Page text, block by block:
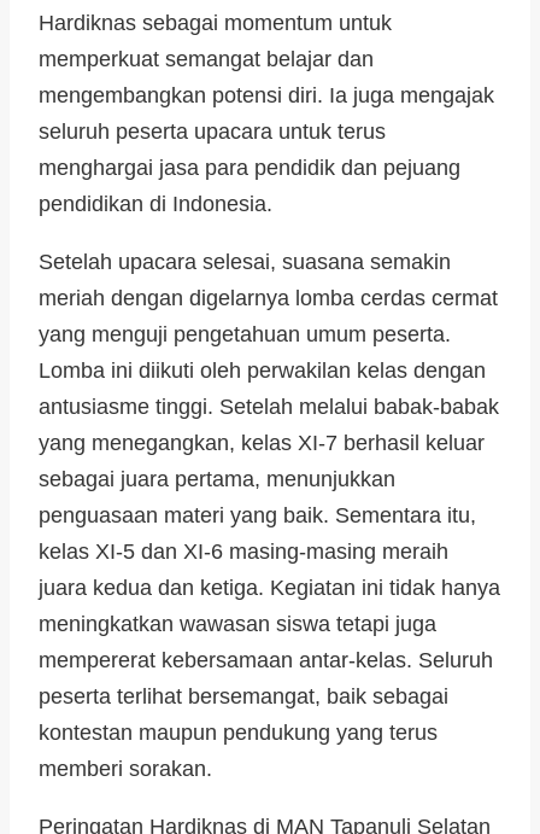
Hardiknas sebagai momentum untuk
memperkuat semangat belajar dan
mengembangkan potensi diri. Ia juga mengajak
seluruh peserta upacara untuk terus
menghargai jasa para pendidik dan pejuang
pendidikan di Indonesia.
Setelah upacara selesai, suasana semakin
meriah dengan digelarnya lomba cerdas cermat
yang menguji pengetahuan umum peserta.
Lomba ini diikuti oleh perwakilan kelas dengan
antusiasme tinggi. Setelah melalui babak-babak
yang menegangkan, kelas XI-7 berhasil keluar
sebagai juara pertama, menunjukkan
penguasaan materi yang baik. Sementara itu,
kelas XI-5 dan XI-6 masing-masing meraih
juara kedua dan ketiga. Kegiatan ini tidak hanya
meningkatkan wawasan siswa tetapi juga
mempererat kebersamaan antar-kelas. Seluruh
peserta terlihat bersemangat, baik sebagai
kontestan maupun pendukung yang terus
memberi sorakan.
Peringatan Hardiknas di MAN Tapanuli Selatan